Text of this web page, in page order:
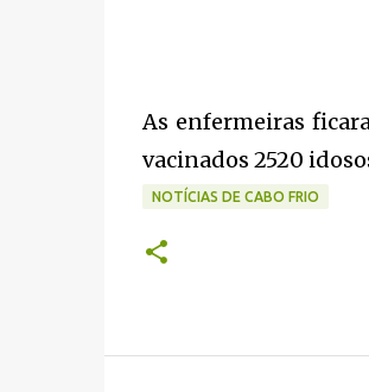
As enfermeiras
vacinados 2520
NOTÍCIAS DE CABO FRIO